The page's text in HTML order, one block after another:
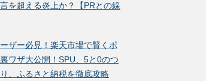
を超える炎上か？【PRとの線
ザー必見！楽天市場で賢くポ
ワザ大公開！SPU、5と0のつ
、ふるさと納税を徹底攻略